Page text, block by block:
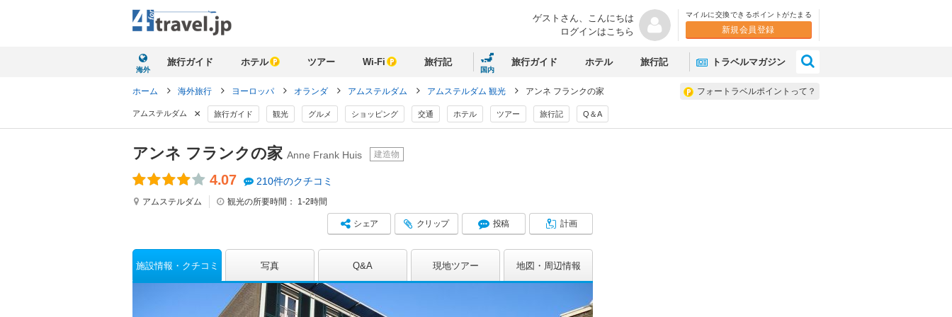
ゲストさん、 こんにちは
ログインはこちら
マイルに交換できるポイントがたまる
新規会員登録
海外
旅行ガイド ホテル ツアー Wi-Fi 旅行記
国内
旅行ガイド ホテル 旅行記 トラベルマガジン
フォートラベルポイントって？
ホーム 海外旅行 ヨーロッパ オランダ アムステルダム アムステルダム 観光 アンネ フランクの家
アムステルダム × 旅行ガイド 観光 グルメ ショッピング 交通 ホテル ツアー 旅行記 Q＆A
アンネ フランクの家 Anne Frank Huis 建造物
4.07 210件のクチコミ
アムステルダム 観光の所要時間： 1-2時間
シェア クリップ 投稿 計画
施設情報 クチコミ 写真 Q&A 現地ツアー 地図 周辺情報